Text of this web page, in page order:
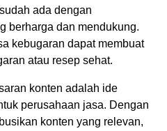
ada dengan
berharga dan mendukung.
kebugaran dapat membuat
atau resep sehat.
konten adalah ide
perusahaan jasa. Dengan
konten yang relevan,